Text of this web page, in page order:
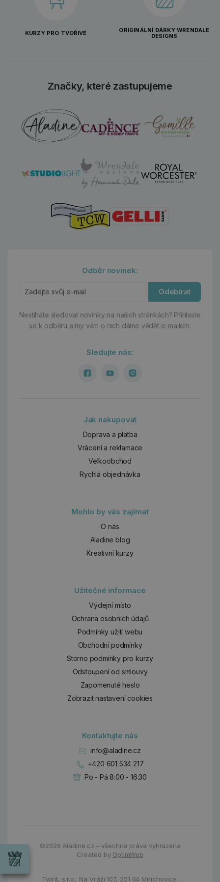
KURZY PRO TVOŘIVÉ
ORIGINÁLNÍ DÁRKY WRENDALE
DESIGNS
Značky, které zastupujeme
Odběr novinek:
Odebírat
Nestíháte sledovat novinky na našich stránkách? Přihlaste
se k odběru a my vám o nich dáme vědět e-mailem.
Sledujte nás:
Jak nakupovat
Doprava a platba
Vrácení a reklamace
Velkoobchod
Rychlá objednávka
Mohlo by vás zajímat
O nás
Aladine blog
Kreativní kurzy
Užitečné informace
Výdejní místo
Ochrana osobních údajů
Podmínky užití webu
Obchodní podmínky
Storno podmínky pro kurzy
Odstoupení od smlouvy
Zapomenuté heslo
Zobrazit nastavení cookies
Kontaktujte nás
info@aladine.cz
+420 601 534 217
Po - Pá 8:00 - 16:30
©2026 Aladine.cz – všechna práva vyhrazena
Created by OptimWeb
Twint, s.r.o., Na Vráži 107, 251 64 Mnichovice,
Wrendale
Chci si vybrat